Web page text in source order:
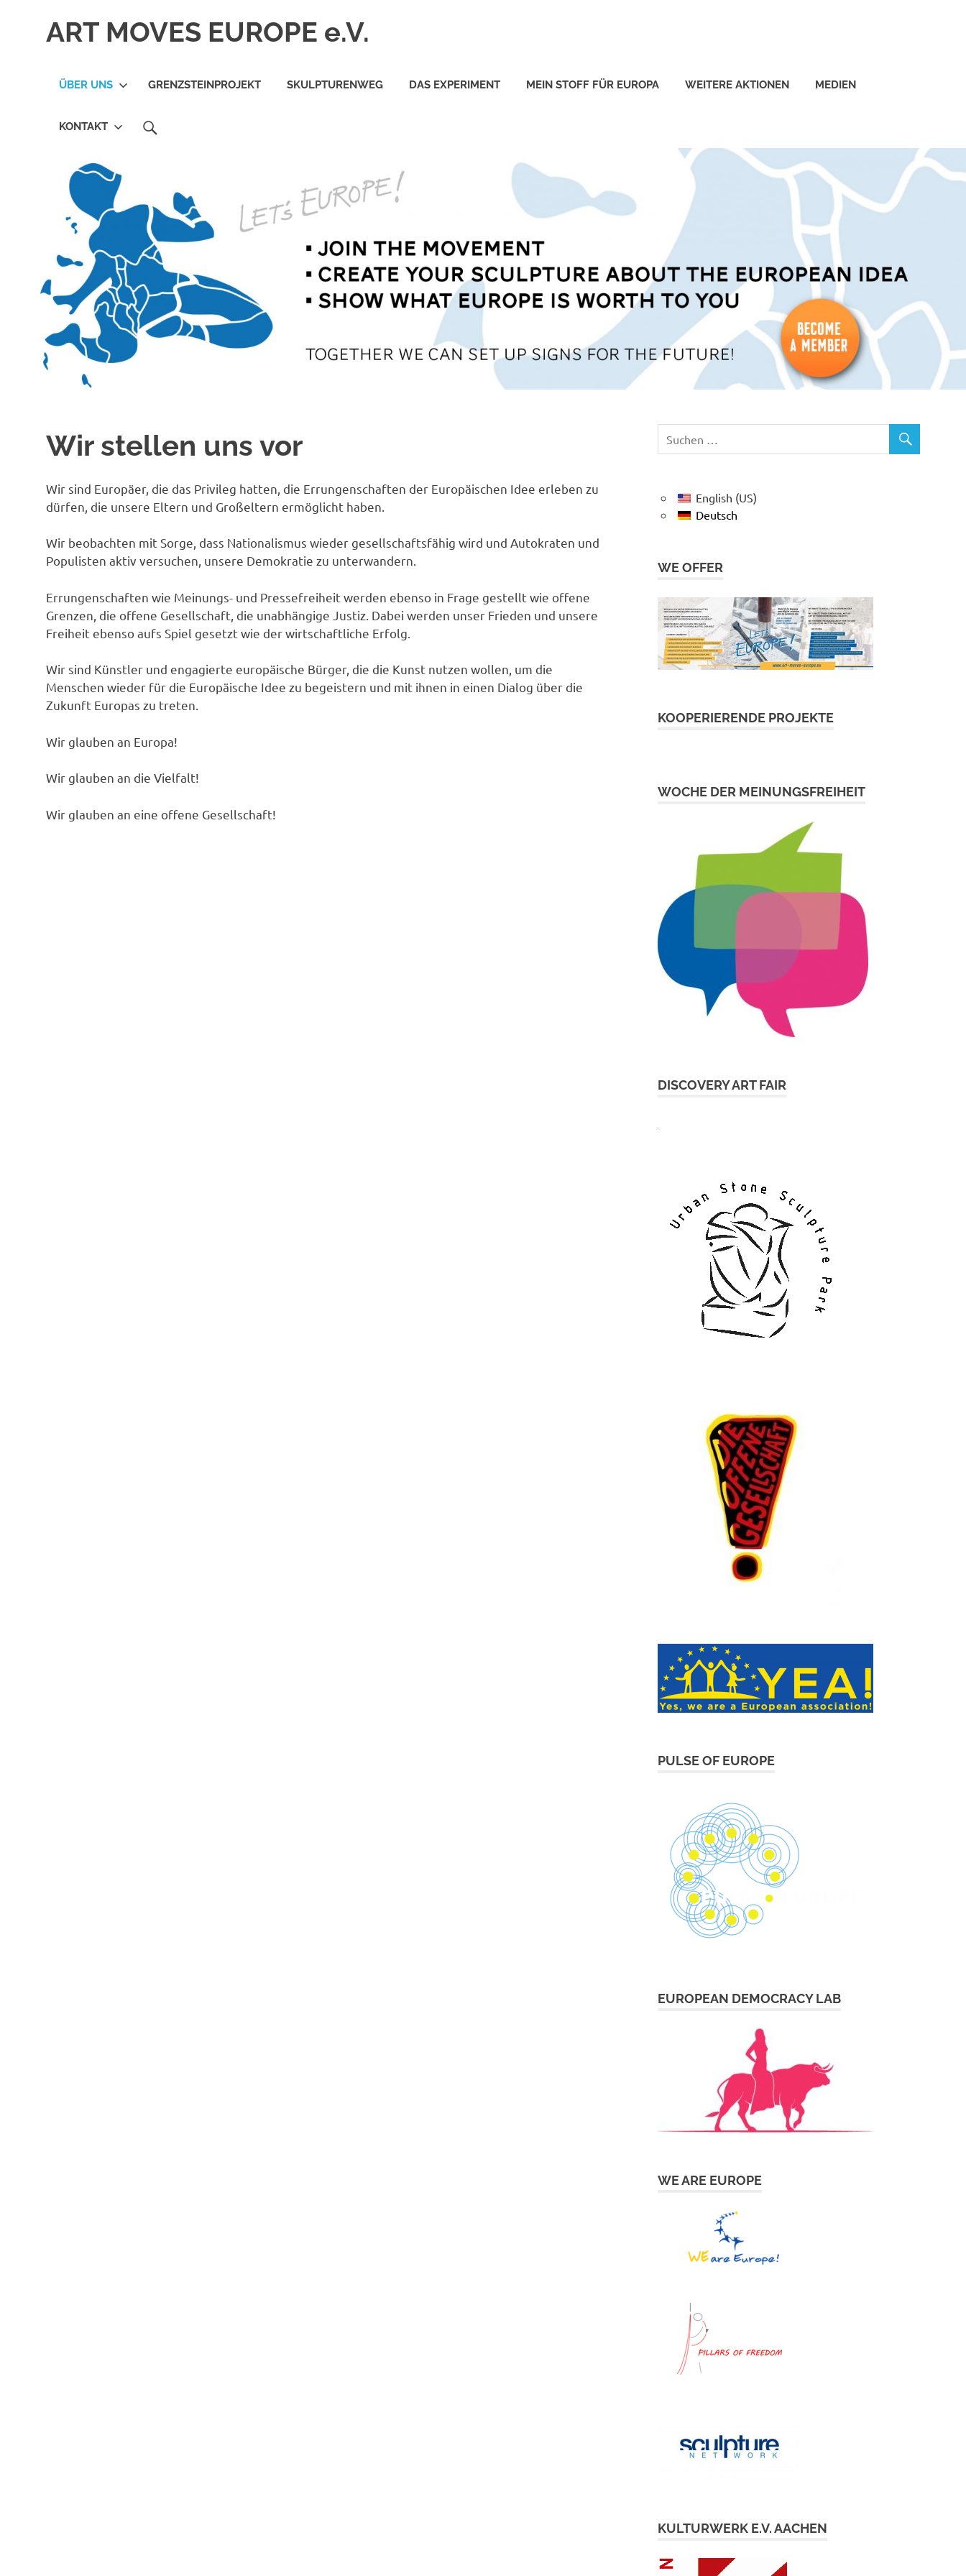
ART MOVES EUROPE e.V.
ÜBER UNS GRENZSTEINPROJEKT SKULPTURENWEG DAS EXPERIMENT MEIN STOFF FÜR EUROPA WEITERE AKTIONEN MEDIEN
KONTAKT
Wir stellen uns vor
Wir sind Europäer, die das Privileg hatten, die Errungenschaften der Europäischen Idee erleben zu
dürfen, die unsere Eltern und Großeltern ermöglicht haben.
Wir beobachten mit Sorge, dass Nationalismus wieder gesellschaftsfähig wird und Autokraten und
Populisten aktiv versuchen, unsere Demokratie zu unterwandern.
Errungenschaften wie Meinungs- und Pressefreiheit werden ebenso in Frage gestellt wie offene
Grenzen, die offene Gesellschaft, die unabhängige Justiz. Dabei werden unser Frieden und unsere
Freiheit ebenso aufs Spiel gesetzt wie der wirtschaftliche Erfolg.
Wir sind Künstler und engagierte europäische Bürger, die die Kunst nutzen wollen, um die
Menschen wieder für die Europäische Idee zu begeistern und mit ihnen in einen Dialog über die
Zukunft Europas zu treten.
Wir glauben an Europa!
Wir glauben an die Vielfalt!
Wir glauben an eine offene Gesellschaft!
English (US)
Deutsch
WE OFFER
KOOPERIERENDE PROJEKTE
WOCHE DER MEINUNGSFREIHEIT
DISCOVERY ART FAIR
PULSE OF EUROPE
EUROPEAN DEMOCRACY LAB
WE ARE EUROPE
KULTURWERK E.V. AACHEN